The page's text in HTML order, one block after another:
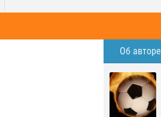
Об авторе